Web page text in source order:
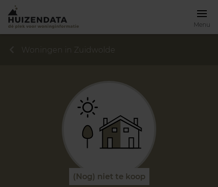
Menu
Woningen in Zuidwolde
(Nog) niet te koop